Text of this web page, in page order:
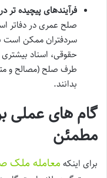
فرآیندهای پیچیده تر
صلح عمری در دفاتر
سردفتران ممکن است
حقوقی، اسناد
طرف صلح (مصالح و
بدانند.
گام های عملی
مطمئن
برای اینکه معامله ملک